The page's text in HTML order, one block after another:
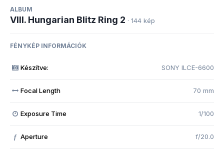
ALBUM
VIII. Hungarian Blitz Ring 2 · 144 kép
FÉNYKÉP INFORMÁCIÓK
Készítve: SONY ILCE-6600
Focal Length 70 mm
Exposure Time 1/100
f Aperture f/20.0